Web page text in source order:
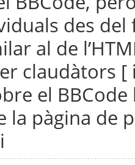
des
al de
claudàtors [
el
la pàgina de